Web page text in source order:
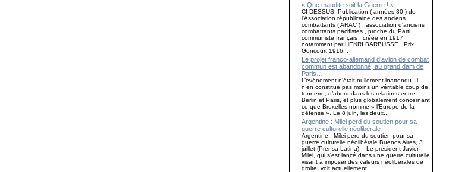
« Que maudite soit la Guerre ! »
CI-DESSUS: Publication ( années 30 ) de
l'Association républicaine des anciens
combattants ( ARAC ) , association d'anciens
combattants pacifistes , proche du Parti
communiste français , créée en 1917 ,
notamment par HENRI BARBUSSE , Prix
Goncourt 1916...
Le projet franco-allemand d’avion de combat
commun est abandonné, au grand dam de
Paris…
L’événement n’était nullement inattendu. Il
n’en constitue pas moins un véritable coup de
tonnerre, d’abord dans les relations entre
Berlin et Paris, et plus globalement concernant
ce que Bruxelles nomme « l’Europe de la
défense ». Le 8 juin, les deux...
Argentine : Milei perd du soutien pour sa
guerre culturelle néolibérale
Argentine : Milei perd du soutien pour sa
guerre culturelle néolibérale Buenos Aires, 3
juillet (Prensa Latina) – Le président Javier
Milei, qui s'est lancé dans une guerre culturelle
visant à imposer des valeurs néolibérales de
droite, voit actuellement...